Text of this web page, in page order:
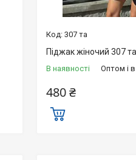
307 та
Піджак жіночий 307 та
В наявності Оптом і
480 ₴